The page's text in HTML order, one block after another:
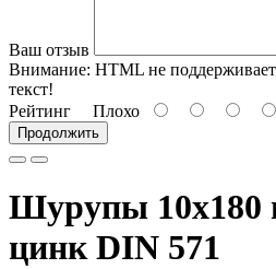
Ваш отзыв
Внимание: HTML не
текст!
Рейтинг Плохо
Продолжить
Шурупы 10х180
цинк DIN 571